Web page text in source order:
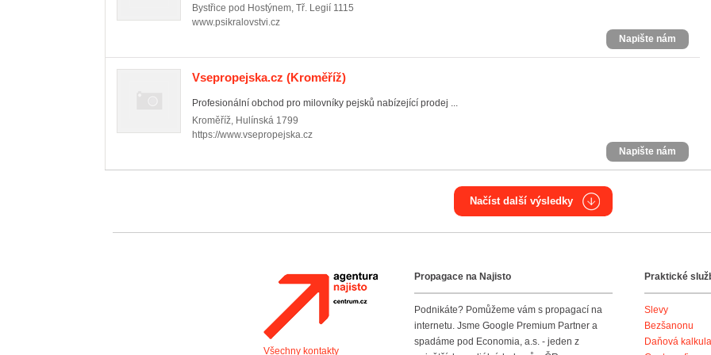
Bystřice pod Hostýnem, Tř. Legií 1115
www.psikralovstvi.cz
Napište nám
Vsepropejska.cz (Kroměříž)
Profesionální obchod pro milovníky pejsků nabízející prodej ...
Kroměříž, Hulínská 1799
https://www.vsepropejska.cz
Napište nám
Načíst další výsledky
Agentura Najisto
Všechny kontakty
Propagace na Najisto
Podnikáte? Pomůžeme vám s propagací na
internetu. Jsme Google Premium Partner a
spadáme pod Economia, a.s. - jeden z
Praktické
Slevy
Bezšanonu
Daňová